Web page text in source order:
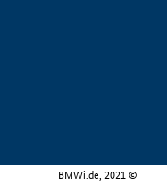
BMWi.de, 2021 ©